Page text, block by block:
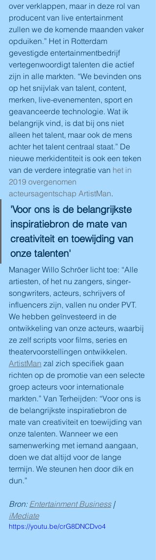
over verklappen, maar in deze rol van
producent van live entertainment
zullen we de komende maanden vaker
opduiken.” Het in Rotterdam
gevestigde entertainmentbedrijf
vertegenwoordigt talenten die actief
zijn in alle markten. “We bevinden ons
op het snijvlak van talent, content,
merken, live-evenementen, sport en
geavanceerde technologie. Wat ik
belangrijk vind, is dat bij ons niet
alleen het talent, maar ook de mens
achter het talent centraal staat.” De
nieuwe merkidentiteit is ook een teken
van de verdere integratie van het in
2019 overgenomen
acteursagentschap ArtistMan.
'Voor ons is de belangrijkste
inspiratiebron de mate van
creativiteit en toewijding van
onze talenten'
Manager Willo Schröer licht toe: “Alle
artiesten, of het nu zangers, singer-
songwriters, acteurs, schrijvers of
influencers zijn, vallen nu onder PVT.
We hebben geïnvesteerd in de
ontwikkeling van onze acteurs, waarbij
ze zelf scripts voor films, series en
theatervoorstellingen ontwikkelen.
ArtistMan zal zich specifiek gaan
richten op de promotie van een selecte
groep acteurs voor internationale
markten.” Van Terheijden: “Voor ons is
de belangrijkste inspiratiebron de
mate van creativiteit en toewijding van
onze talenten. Wanneer we een
samenwerking met iemand aangaan,
doen we dat altijd voor de lange
termijn. We steunen hen door dik en
dun.”
Bron: Entertainment Business |
iMediate
https://youtu.be/crG8DNCDvo4